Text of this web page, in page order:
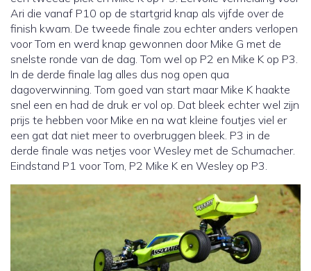
Ari die vanaf P10 op de startgrid knap als vijfde over de
finish kwam. De tweede finale zou echter anders verlopen
voor Tom en werd knap gewonnen door Mike G met de
snelste ronde van de dag. Tom wel op P2 en Mike K op P3.
In de derde finale lag alles dus nog open qua
dagoverwinning. Tom goed van start maar Mike K haakte
snel een en had de druk er vol op. Dat bleek echter wel zijn
prijs te hebben voor Mike en na wat kleine foutjes viel er
een gat dat niet meer to overbruggen bleek. P3 in de
derde finale was netjes voor Wesley met de Schumacher.
Eindstand P1 voor Tom, P2 Mike K en Wesley op P3.